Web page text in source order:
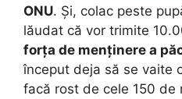
ONU. Și, colac peste
lăudat că vor trimite
forța de menținere a
început deja să se vaite
facă rost de cele 150 de